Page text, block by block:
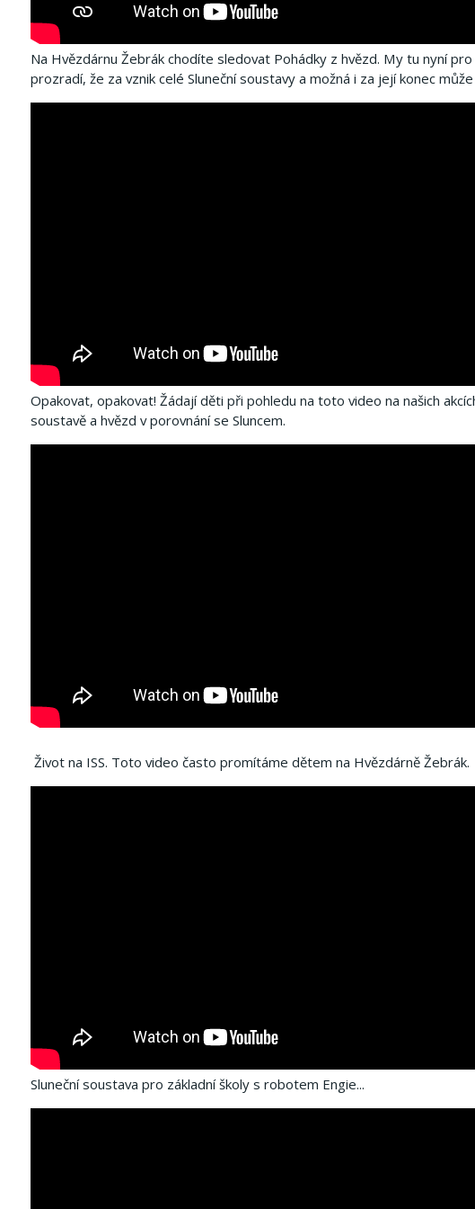
Na Hvězdárnu Žebrák chodíte sledovat Pohádky z hvězd. My tu nyní
prozradí, že za vznik celé Sluneční soustavy a možná i za její konec
Opakovat, opakovat! Žádají děti při pohledu na toto video na našich
soustavě a hvězd v porovnání se Sluncem.
Život na ISS. Toto video často promítáme dětem na Hvězdárně Žebrák.
Sluneční soustava pro základní školy s robotem Engie...